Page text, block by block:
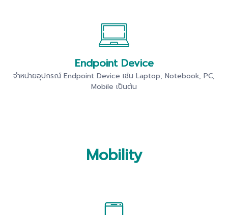
Endpoint Device
จำหน่ายอุปกรณ์ Endpoint Device เช่น Laptop, Notebook, PC,
Mobile เป็นต้น
Mobility